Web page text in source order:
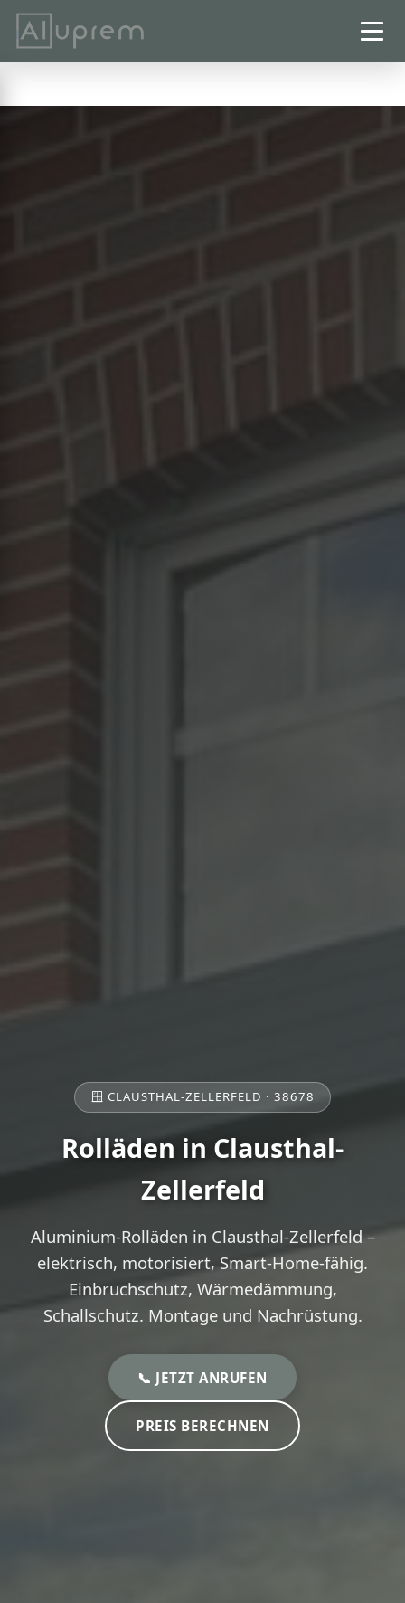
Startseite
🪟 CLAUSTHAL-ZELLERFELD · 38678
Rolläden in Clausthal-
Zellerfeld
Aluminium-Rolläden in Clausthal-Zellerfeld –
elektrisch, motorisiert, Smart-Home-fähig.
Einbruchschutz, Wärmedämmung,
Schallschutz. Montage und Nachrüstung.
📞 JETZT ANRUFEN
PREIS BERECHNEN